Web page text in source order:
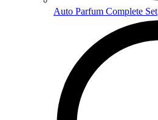
Auto Parfum Complete Set